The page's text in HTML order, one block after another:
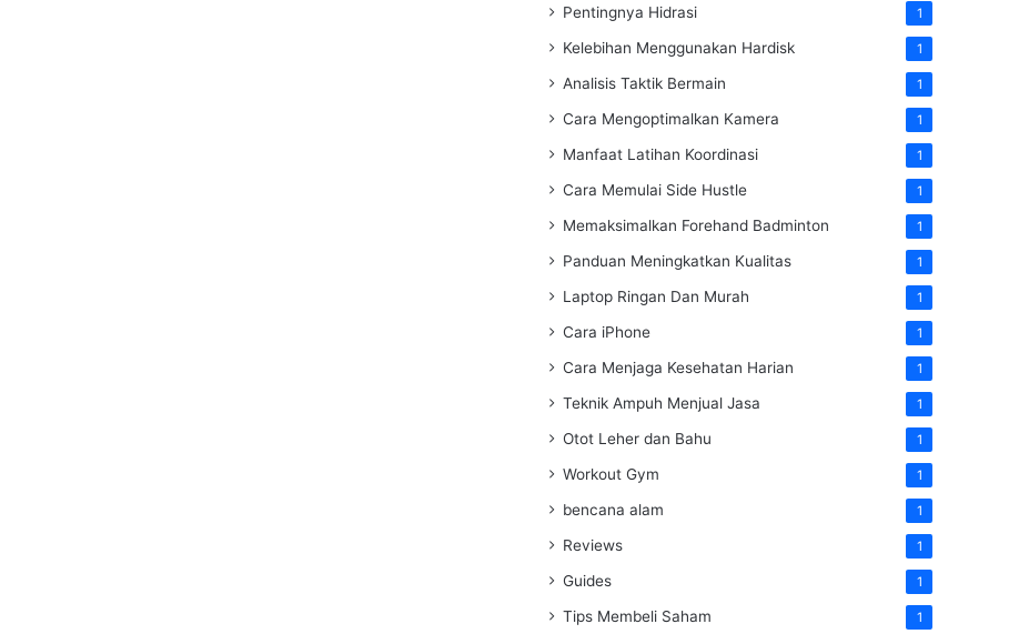
Pentingnya Hidrasi 1
Kelebihan Menggunakan Hardisk 1
Analisis Taktik Bermain 1
Cara Mengoptimalkan Kamera 1
Manfaat Latihan Koordinasi 1
Cara Memulai Side Hustle 1
Memaksimalkan Forehand Badminton 1
Panduan Meningkatkan Kualitas 1
Laptop Ringan Dan Murah 1
Cara iPhone 1
Cara Menjaga Kesehatan Harian 1
Teknik Ampuh Menjual Jasa 1
Otot Leher dan Bahu 1
Workout Gym 1
bencana alam 1
Reviews 1
Guides 1
Tips Membeli Saham 1